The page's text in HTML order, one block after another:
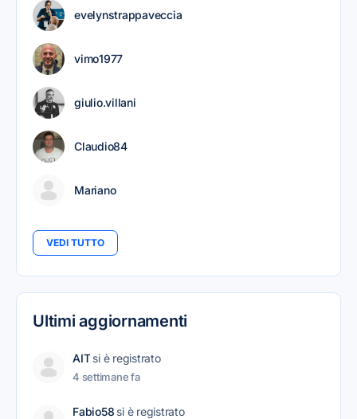
evelynstrappaveccia
vimo1977
giulio.villani
Claudio84
Mariano
VEDI TUTTO
Ultimi aggiornamenti
AIT si è registrato
4 settimane fa
Fabio58 si è registrato